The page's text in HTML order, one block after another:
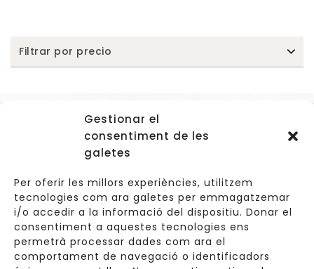
Gestionar el
consentiment de les
galetes
Per oferir les millors experiències, utilitzem
tecnologies com ara galetes per emmagatzemar
i/o accedir a la informació del dispositiu. Donar el
consentiment a aquestes tecnologies ens
permetrà processar dades com ara el
comportament de navegació o identificadors
Filtrar por precio
Carrer de Valldoreix 45, 08172 Sant Cugat del Vallès
933 157 807 | 691967537